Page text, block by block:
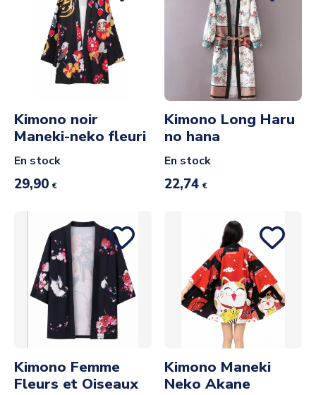
Kimono noir
Maneki-neko fleuri
En stock
29,90 €
Kimono Long Haru
no hana
En stock
22,74 €
Kimono Femme
Fleurs et Oiseaux
Kimono Maneki
Neko Akane